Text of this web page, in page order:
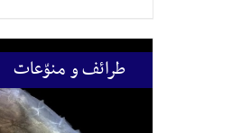
طرائف و منوّعات